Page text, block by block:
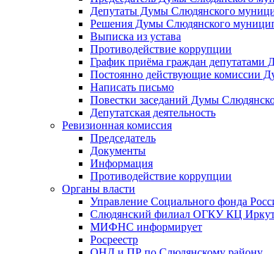
Депутаты Думы Слюдянского
Решения Думы Слюдянского
Выписка из устава
Противодействие коррупции
График приёма граждан депутатами
Постоянно действующие комиссии
Написать письмо
Повестки заседаний Думы
Депутатская деятельность
Ревизионная комиссия
Председатель
Документы
Информация
Противодействие коррупции
Органы власти
Управление Социального фонда
Слюдянский филиал ОГКУ КЦ
МИФНС информирует
Росреестр